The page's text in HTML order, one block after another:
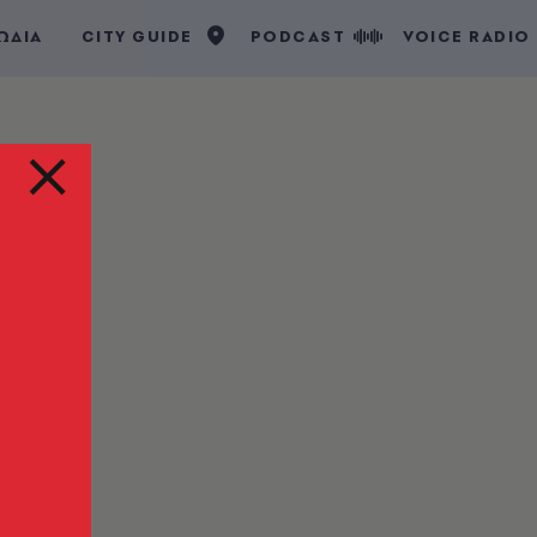
CITY GUIDE PODCAST VOICE RADIO